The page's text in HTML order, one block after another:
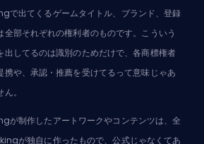
で出てくるゲームタイトル、ブランド、登録
全部それぞれの権利者のものです。こういう
出してるのは識別のためだけで、各商標権者
携や、承認・推薦を受けてるって意味じゃあ
。
が制作したアートワークやコンテンツは、全
が独自に作ったもので、公式じゃなくてあ